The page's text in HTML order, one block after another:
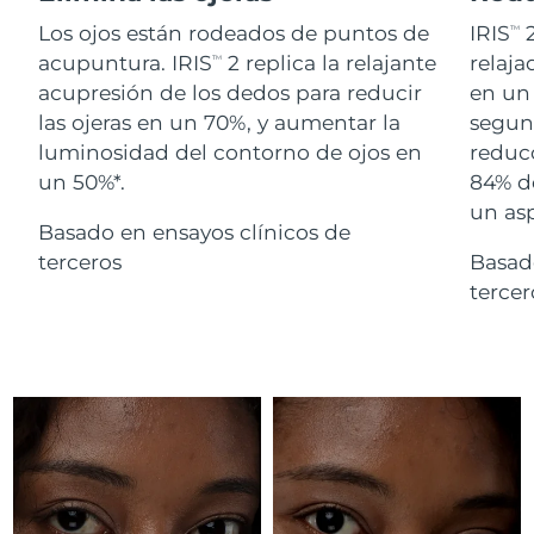
Los ojos están rodeados de puntos de
acupuntura. IRISTM
2 replica la relajante
acupresión de los dedos para reducir
las ojeras en un 70%, y aumentar la
luminosidad del contorno de ojos en
un 50%*.
Basado en ensayos clínicos de
terceros
IRISTM
en
84%
un
For healthy hair
18% PAP
Cosméticos Hombres
Comprar todo
Israel Entrega prevista 8/14/26
Italia Entrega prevista 8/10/26
Japón Entrega prevista 8/13/26
Jersey
Kazajistán 8/12/26
Líbano Entrega prevista
Lituania Entrega prevista